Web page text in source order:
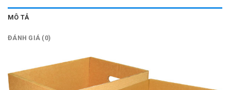
MÔ TẢ
ĐÁNH GIÁ (0)